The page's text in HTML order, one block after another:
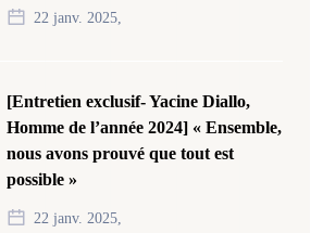
22 janv. 2025,
[Entretien exclusif- Yacine Diallo,
Homme de l’année 2024] « Ensemble,
nous avons prouvé que tout est
possible »
22 janv. 2025,